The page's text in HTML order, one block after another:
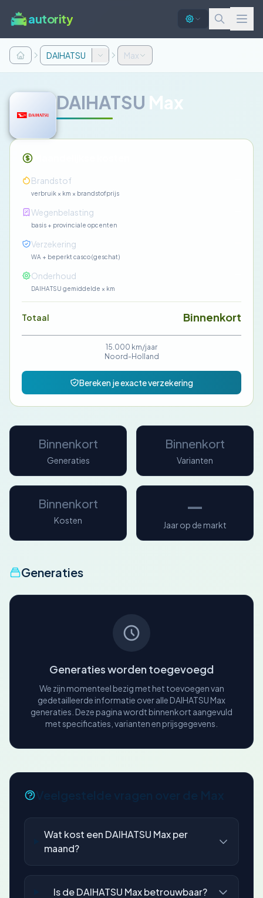
autority
DAIHATSU Max
DAIHATSU Max
Brandstof
verbruik × km × brandstofprijs
Wegenbelasting
basis + provinciale opcenten
Verzekering
WA + beperkt casco (geschat)
Onderhoud
DAIHATSU gemiddelde × km
Totaal Binnenkort
15.000 km/jaar
Noord-Holland
Bereken je exacte verzekering
Binnenkort
Generaties
Binnenkort
Varianten
Binnenkort
Kosten
—
Jaar op de markt
Generaties
Generaties worden toegevoegd
We zijn momenteel bezig met het toevoegen van
gedetailleerde informatie over alle DAIHATSU Max
generaties. Deze pagina wordt binnenkort aangevuld
met specificaties, varianten en prijsgegevens.
Wat kost een DAIHATSU Max per
maand?
Is de DAIHATSU Max betrouwbaar?